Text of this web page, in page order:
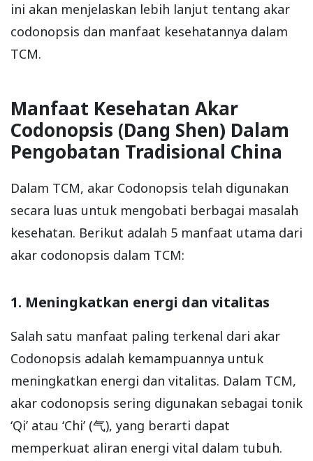
ini akan menjelaskan lebih lanjut tentang akar
codonopsis dan manfaat kesehatannya dalam
TCM.
Manfaat Kesehatan Akar
Codonopsis (Dang Shen) Dalam
Pengobatan Tradisional China
Dalam TCM, akar Codonopsis telah digunakan
secara luas untuk mengobati berbagai masalah
kesehatan. Berikut adalah 5 manfaat utama dari
akar codonopsis dalam TCM:
1. Meningkatkan energi dan vitalitas
Salah satu manfaat paling terkenal dari akar
Codonopsis adalah kemampuannya untuk
meningkatkan energi dan vitalitas. Dalam TCM,
akar codonopsis sering digunakan sebagai tonik
‘Qi’ atau ‘Chi’ (气), yang berarti dapat
memperkuat aliran energi vital dalam tubuh.